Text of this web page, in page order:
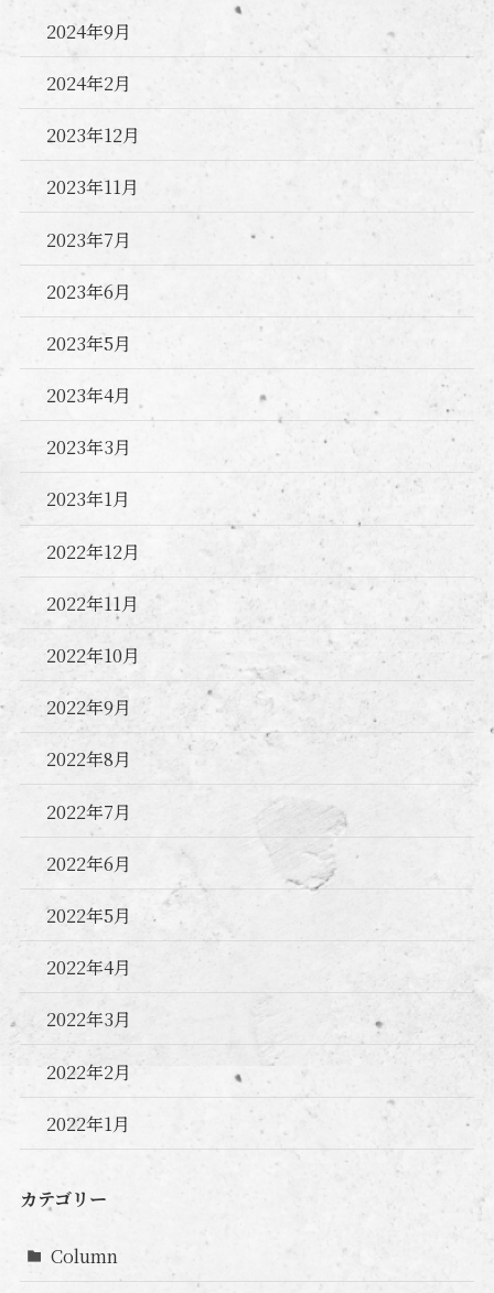
2024年9月
2024年2月
2023年12月
2023年11月
2023年7月
2023年6月
2023年5月
2023年4月
2023年3月
2023年1月
2022年12月
2022年11月
2022年10月
2022年9月
2022年8月
2022年7月
2022年6月
2022年5月
2022年4月
2022年3月
2022年2月
2022年1月
カテゴリー
Column